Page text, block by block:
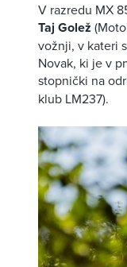
V razredu MX
Taj Golež
vožnji, v kateri
Novak, ki je v
stopnički na
klub LM237).